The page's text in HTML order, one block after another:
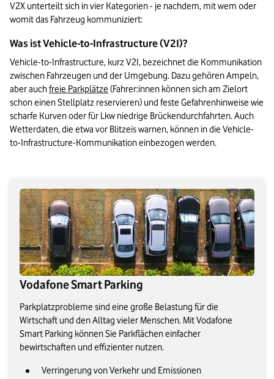
V2X unterteilt sich in vier Kategorien - je nachdem, mit wem oder
womit das Fahrzeug kommuniziert:
Was ist Vehicle-to-Infrastructure (V2I)?
Vehicle-to-Infrastructure, kurz V2I, bezeichnet die Kommunikation
zwischen Fahrzeugen und der Umgebung. Dazu gehören Ampeln,
aber auch freie Parkplätze (Fahrer:innen können sich am Zielort
schon einen Stellplatz reservieren) und feste Gefahrenhinweise wie
scharfe Kurven oder für Lkw niedrige Brückendurchfahrten. Auch
Wetterdaten, die etwa vor Blitzeis warnen, können in die Vehicle-
to-Infrastructure-Kommunikation einbezogen werden.
Vodafone Smart Parking
Parkplatzprobleme sind eine große Belastung für die
Wirtschaft und den Alltag vieler Menschen. Mit Vodafone
Smart Parking können Sie Parkflächen einfacher
bewirtschaften und effizienter nutzen.
Verringerung von Verkehr und Emissionen